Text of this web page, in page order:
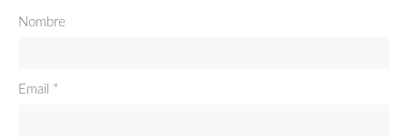
Nombre
Email *